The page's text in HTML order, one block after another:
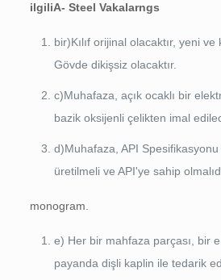
ilgiliA- Steel Vakalarngs
bir)Kılıf orijinal olacaktır, yeni ve
Gövde dikişsiz olacaktır.
c)Muhafaza, açık ocaklı bir
bazik oksijenli çelikten imal
d)Muhafaza, API
üretilmeli ve API'ye sahip
monogram.
e) Her bir mahfaza parçası, bir e
payanda dişli kaplin ile tedarik